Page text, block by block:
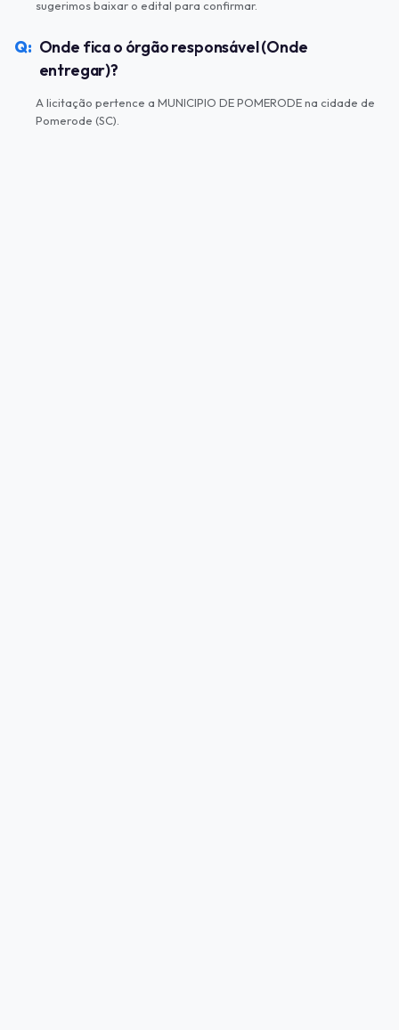
sugerimos baixar o edital para confirmar.
Onde fica o órgão responsável (Onde
entregar)?
A licitação pertence a MUNICIPIO DE POMERODE na cidade de
Pomerode (SC).